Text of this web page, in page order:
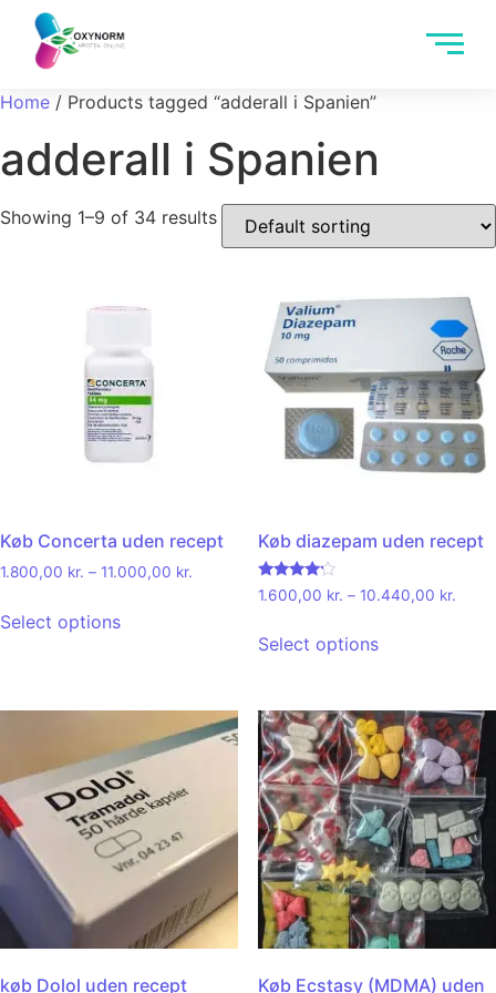
Home / Products tagged “adderall i Spanien”
adderall i Spanien
Showing 1–9 of 34 results
Køb Concerta uden recept
1.800,00 kr. – 11.000,00 kr.
Select options
Køb diazepam uden recept
Rated
4.00
1.600,00 kr. – 10.440,00 kr.
Select options
køb Dolol uden recept
Køb Ecstasy (MDMA) uden